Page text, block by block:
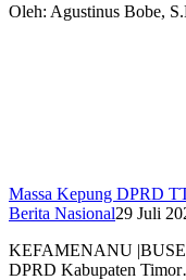
Oleh: Agustinus Bobe,
Massa Kepung DPRD
Berita Nasional29 Juli
KEFAMENANU
DPRD Kabupaten